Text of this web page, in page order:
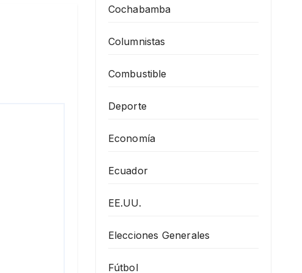
Cochabamba
Columnistas
Combustible
Deporte
Economía
Ecuador
EE.UU.
Elecciones Generales
Fútbol